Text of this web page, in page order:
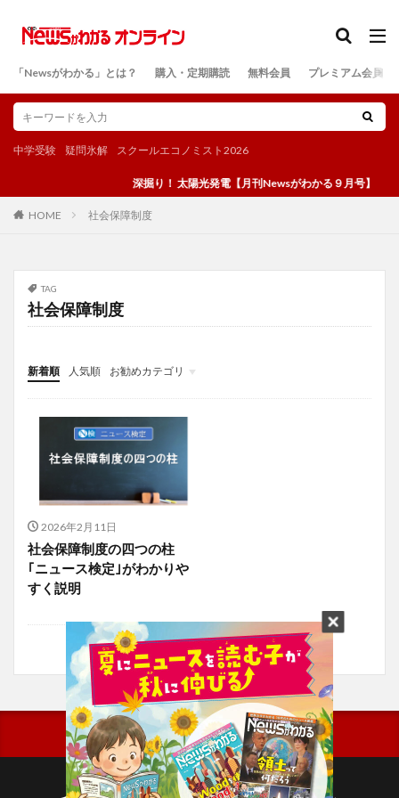
「Newsがわかる」とは？ 購入・定期購読 無料会員 プレミアム会員
中学受験 疑問氷解 スクールエコノミスト2026
深掘り！ 太陽光発電【月刊Newsがわかる９月号】
HOME 社会保障制度
TAG
社会保障制度
新着順 人気順
お勧めカテゴリ
投稿
学び
マンガ
電子書籍
2026年2月11日
社会保障制度の四つの柱
｢ニュース検定｣がわかりや
すく説明
検索